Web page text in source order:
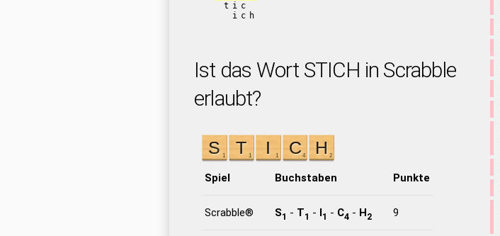
tic
ich
Ist das Wort STICH in Scrabble
erlaubt?
Spiel Buchstaben Punkte
Scrabble® S1 - T1 - I1 - C4 - H2 9